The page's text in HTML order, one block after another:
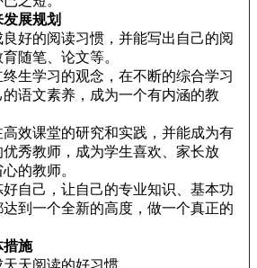
展规划
好的阅读习惯，并能写出自己的阅
随笔、论文等。
生学习的观念，在不断的综合学习
语文素养，成为一个有内涵的教
效课堂的研究和实践，并能成为有
秀教师，成为学生喜欢、家长放
的教师。
自己，让自己的专业知识、基本功
达到一个全新的高度，做一个真正的
措施
天阅读的好习惯。